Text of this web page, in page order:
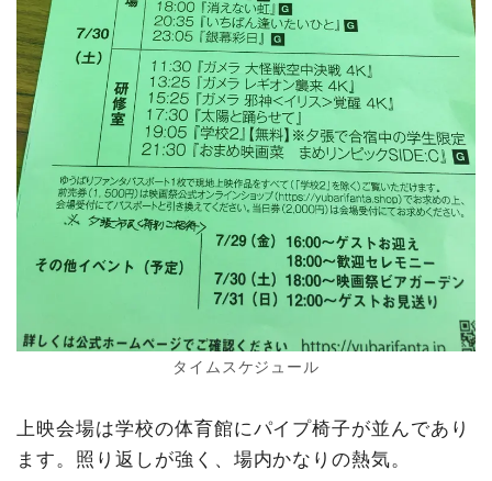
タイムスケジュール
上映会場は学校の体育館にパイプ椅子が並んであり
ます。照り返しが強く、場内かなりの熱気。